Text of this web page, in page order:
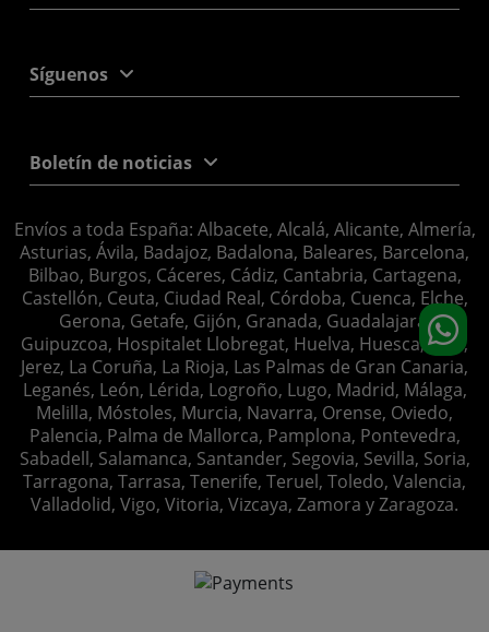
Síguenos
Boletín de noticias
Envíos a toda España: Albacete, Alcalá, Alicante, Almería,
Asturias, Ávila, Badajoz, Badalona, Baleares, Barcelona,
Bilbao, Burgos, Cáceres, Cádiz, Cantabria, Cartagena,
Castellón, Ceuta, Ciudad Real, Córdoba, Cuenca, Elche,
Gerona, Getafe, Gijón, Granada, Guadalajara,
Guipuzcoa, Hospitalet Llobregat, Huelva, Huesca, Jaén,
Jerez, La Coruña, La Rioja, Las Palmas de Gran Canaria,
Leganés, León, Lérida, Logroño, Lugo, Madrid, Málaga,
Melilla, Móstoles, Murcia, Navarra, Orense, Oviedo,
Palencia, Palma de Mallorca, Pamplona, Pontevedra,
Sabadell, Salamanca, Santander, Segovia, Sevilla, Soria,
Tarragona, Tarrasa, Tenerife, Teruel, Toledo, Valencia,
Valladolid, Vigo, Vitoria, Vizcaya, Zamora y Zaragoza.